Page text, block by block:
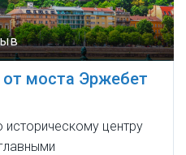
моста Эржебет
центру